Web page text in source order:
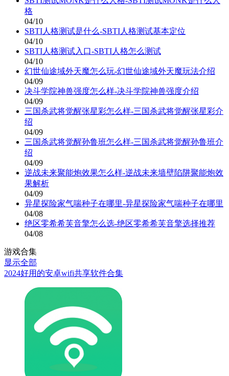
格
04/10
SBTI人格测试是什么-SBTI人格测试基本定位
04/10
SBTI人格测试入口-SBTI人格怎么测试
04/10
幻世仙途域外天魔怎么玩-幻世仙途域外天魔玩法介绍
04/09
决斗学院神兽强度怎么样-决斗学院神兽强度介绍
04/09
三国杀武将觉醒张星彩怎么样-三国杀武将觉醒张星彩介
绍
04/09
三国杀武将觉醒孙鲁班怎么样-三国杀武将觉醒孙鲁班介
绍
04/09
逆战未来聚能炮效果怎么样-逆战未来墙壁陷阱聚能炮效
果解析
04/09
异星探险家气喘种子在哪里-异星探险家气喘种子在哪里
04/08
绝区零希希芙音擎怎么选-绝区零希希芙音擎选择推荐
04/08
游戏合集
显示全部
2024好用的安卓wifi共享软件合集